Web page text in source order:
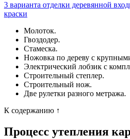
3 варианта отделки деревянной
краски
Молоток.
Гвоздодер.
Стамеска.
Ножовка по дереву с
Электрический лобзик с
Строительный степлер.
Строительный нож.
Две рулетки разного метража.
К содержанию ↑
Процесс утепления